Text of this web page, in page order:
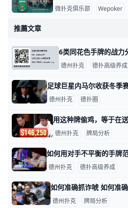
微扑克俱乐部 Wepoker
推薦文章
德州扑克 德扑高级养成
德州扑克 德扑圈
德州扑克 牌局分析
德州扑克 德扑高级养成
德州扑克 牌局分析